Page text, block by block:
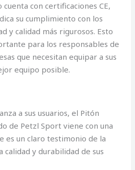
con certificaciones CE,
su cumplimiento con los
y calidad más rigurosos. Esto
para los responsables de
que necesitan equipar a sus
equipo posible.
a sus usuarios, el Pitón
de Petzl Sport viene con una
es un claro testimonio de la
calidad y durabilidad de sus